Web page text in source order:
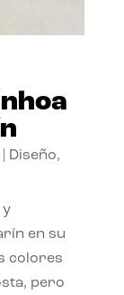
Diseño,
y
en su
colores
pero